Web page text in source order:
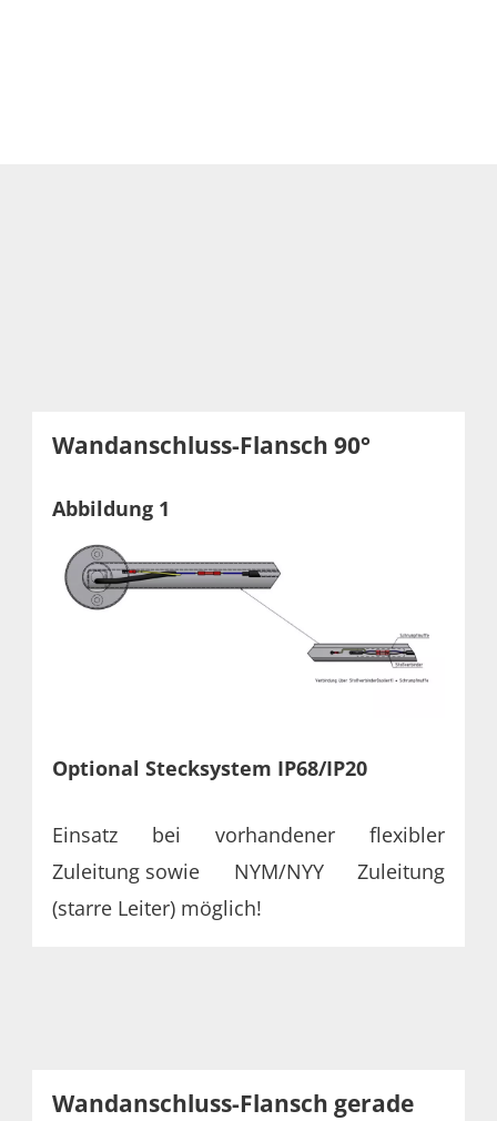
Wandanschluss-Flansch 90°
Abbildung 1
Optional Stecksystem IP68/IP20
Einsatz bei vorhandener flexibler
Zuleitung sowie NYM/NYY Zuleitung
(starre Leiter) möglich!
Wandanschluss-Flansch gerade